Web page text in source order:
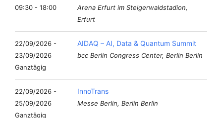
09:30 - 18:00
Arena Erfurt im Steigerwaldstadion,
Erfurt
22/09/2026 -
23/09/2026
Ganztägig
AIDAQ – AI, Data & Quantum Summit
bcc Berlin Congress Center, Berlin Berlin
22/09/2026 -
25/09/2026
Ganztägig
InnoTrans
Messe Berlin, Berlin Berlin